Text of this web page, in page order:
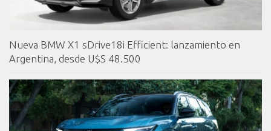
Nueva BMW X1 sDrive18i Efficient: lanzamiento en
Argentina, desde U$S 48.500